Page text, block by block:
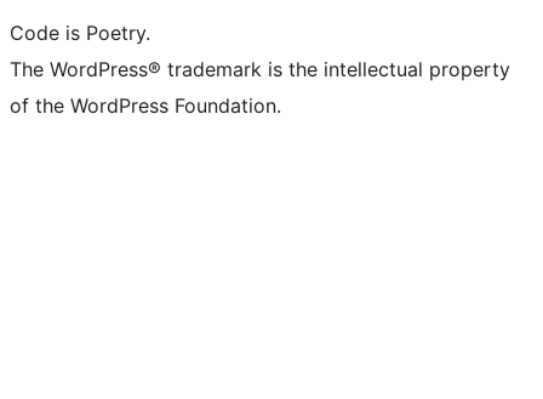
Code is Poetry.
The WordPress® trademark is the intellectual property
of the WordPress Foundation.